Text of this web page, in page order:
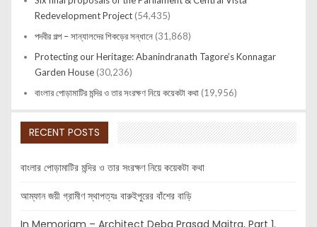
Redevelopment Project (54,435)
পদবীর গল্প – সান্যালদের শিকড়ের সন্ধানে (31,868)
Protecting our Heritage: Abanindranath Tagore’s Konnagar
Garden House (30,236)
বাংলার পোড়ামাটির মন্দির ও তার সংরক্ষণ নিয়ে কয়েকটা কথা (19,956)
RECENT POSTS
বাংলার পোড়ামাটির মন্দির ও তার সংরক্ষণ নিয়ে কয়েকটা কথা
আম্ফান জয়ী গ্রামীণ স্থাপত্যঃ বারুইপুরের বাঁশের বাড়ি
In Memoriam – Architect Deba Prasad Maitra, Part 1.